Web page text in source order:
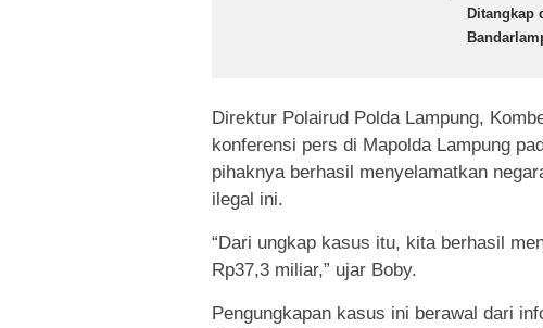
Ditangkap
Direktur Polairud Polda Lampung,
konferensi pers di Mapolda Lampung
pihaknya berhasil menyelamatkan
ilegal ini.
“Dari ungkap kasus itu, kita berhasil
Rp37,3 miliar,” ujar Boby.
Pengungkapan kasus ini berawal dari